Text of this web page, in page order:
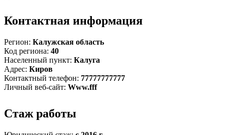
Контактная информация
Регион: Калужская область
Код региона: 40
Населенный пункт: Калуга
Адрес: Киров
Контактный телефон: 77777777777
Личный веб-сайт: Www.fff
Стаж работы